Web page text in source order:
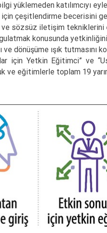
yüklemeden katılımcıyı
için çeşitlendirme becerisini
sözsüz iletişim tekniklerini
konusunda
dönüşüme ışık tutmasını
için Yetkin Eğitimci”
ve eğitimlerle toplam 19